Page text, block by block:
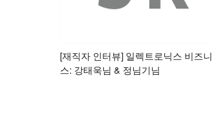
[재직자 인터뷰] 일렉트로닉스 비즈니
스: 강태욱님 & 정님기님